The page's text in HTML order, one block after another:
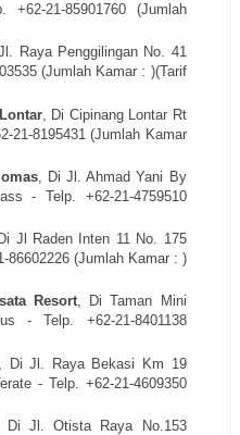
+62-21-85901760(Jumlah
Raya Penggilingan No. 41
(Jumlah Kamar : )(Tarif
, Di Cipinang Lontar Rt
21-8195431 (Jumlah Kamar
, DiJl. Ahmad Yani By
- Telp. +62-21-4759510
Jl Raden Inten 11 No. 175
86602226(Jumlah Kamar : )
Resort, DiTaman Mini
- Telp. +62-21-8401138
, DiJl. Raya Bekasi Km 19
- Telp. +62-21-4609350
DiJl. Otista Raya No.153